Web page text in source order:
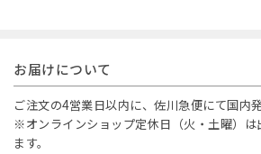
お届けについて
ご注文の4営業日以内に、佐川急便にて国内
※オンラインショップ定休日（火・土曜）は
ます。